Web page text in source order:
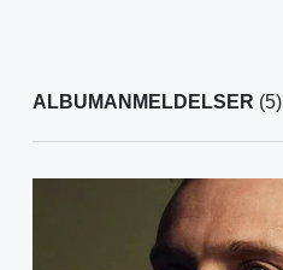
ALBUMANMELDELSER (5)